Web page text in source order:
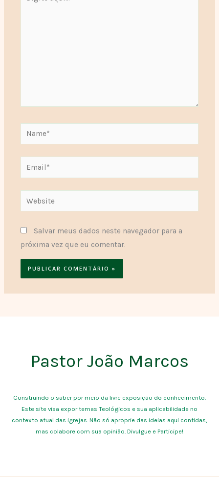
aqui...
Name*
Email*
Website
Salvar meus dados neste navegador para a
próxima vez que eu comentar.
Pastor João Marcos
Construindo o saber por meio da livre exposição do conhecimento.
Este site visa expor temas Teológicos e sua aplicabilidade no
contexto atual das igrejas. Não só aproprie das ideias aqui contidas,
mas colabore com sua opinião. Divulgue e Participe!